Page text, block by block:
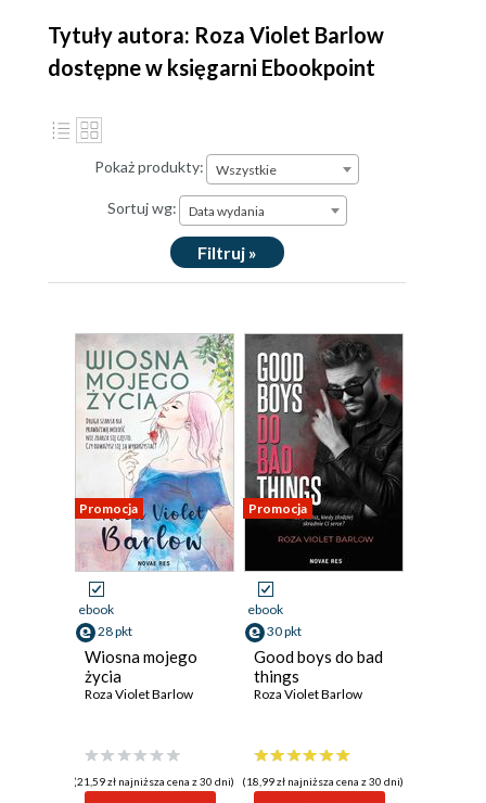
Tytuły autora: Roza Violet Barlow
dostępne w księgarni Ebookpoint
Pokaż produkty: Wszystkie
Sortuj wg: Data wydania
Filtruj »
Promocja
ebook
28 pkt
Wiosna mojego
życia
Roza Violet Barlow
(21,59 zł najniższa cena z 30 dni)
Promocja
ebook
30 pkt
Good boys do bad
things
Roza Violet Barlow
(18,99 zł najniższa cena z 30 dni)